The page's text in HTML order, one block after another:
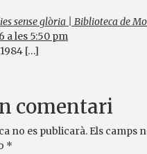
sense glòria | Biblioteca de
a les 5:50 pm
[…]
comentari
no es publicarà. Els camps
*